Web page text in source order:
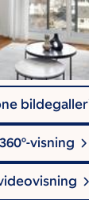
visning